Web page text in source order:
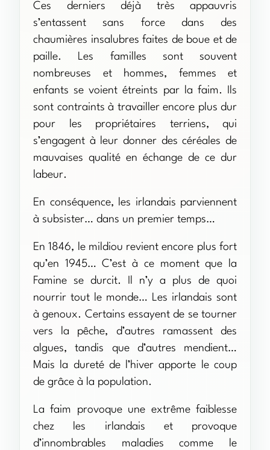
Ces derniers déjà très appauvris
s’entassent sans force dans des
chaumières insalubres faites de boue et de
paille. Les familles sont souvent
nombreuses et hommes, femmes et
enfants se voient étreints par la faim. Ils
sont contraints à travailler encore plus dur
pour les propriétaires terriens, qui
s’engagent à leur donner des céréales de
mauvaises qualité en échange de ce dur
labeur.
En conséquence, les irlandais parviennent
à subsister… dans un premier temps…
En 1846, le mildiou revient encore plus fort
qu’en 1945… C’est à ce moment que la
Famine se durcit. Il n’y a plus de quoi
nourrir tout le monde… Les irlandais sont
à genoux. Certains essayent de se tourner
vers la pêche, d’autres ramassent des
algues, tandis que d’autres mendient…
Mais la dureté de l’hiver apporte le coup
de grâce à la population.
La faim provoque une extrême faiblesse
chez les irlandais et provoque
d’innombrables maladies comme le